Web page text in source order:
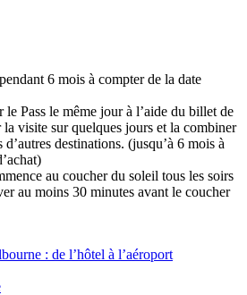
6 mois à compter de la date
Pass le même jour à l’aide du billet de
visite sur quelques jours et la combiner
destinations. (jusqu’à 6 mois à
au coucher du soleil tous les soirs
au moins 30 minutes avant le coucher
: de l’hôtel à l’aéroport